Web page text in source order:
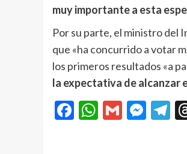
muy importante a esta
Por su parte, el ministro del
que «ha concurrido a votar
los primeros resultados «a
la expectativa de alcanzar
Facebook
WhatsApp
Gmail